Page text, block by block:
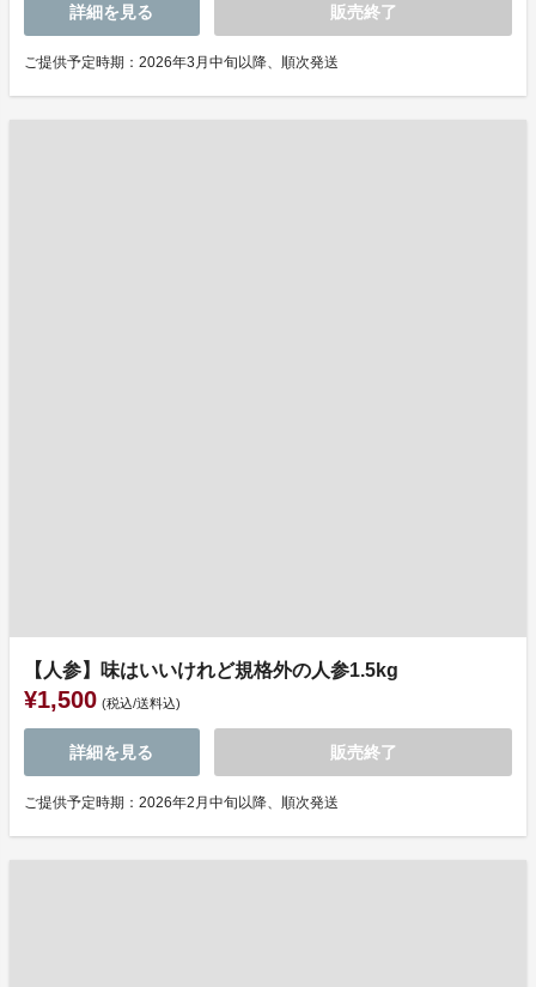
詳細を見る 販売終了
ご提供予定時期：2026年3月中旬以降、順次発送
【人参】味はいいけれど規格外の人参1.5kg
¥1,500 (税込/送料込)
詳細を見る 販売終了
ご提供予定時期：2026年2月中旬以降、順次発送